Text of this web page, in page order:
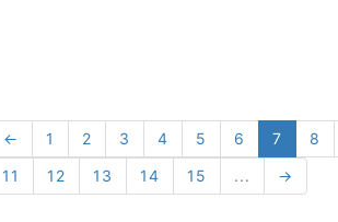
← 1 2 3 4 5 6 7 8
11
12 13 14 15 ... →